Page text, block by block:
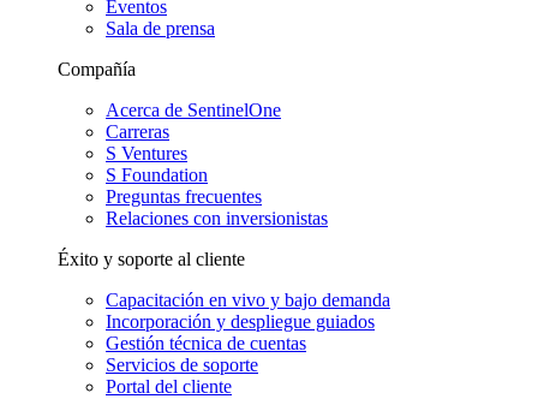
Eventos
Sala de prensa
Compañía
Acerca de SentinelOne
Carreras
S Ventures
S Foundation
Preguntas frecuentes
Relaciones con inversionistas
Éxito y soporte al cliente
Capacitación en vivo y bajo demanda
Incorporación y despliegue guiados
Gestión técnica de cuentas
Servicios de soporte
Portal del cliente